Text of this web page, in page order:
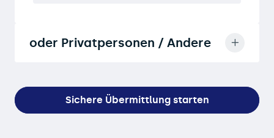
oder Privatpersonen / Andere
Sichere Übermittlung starten